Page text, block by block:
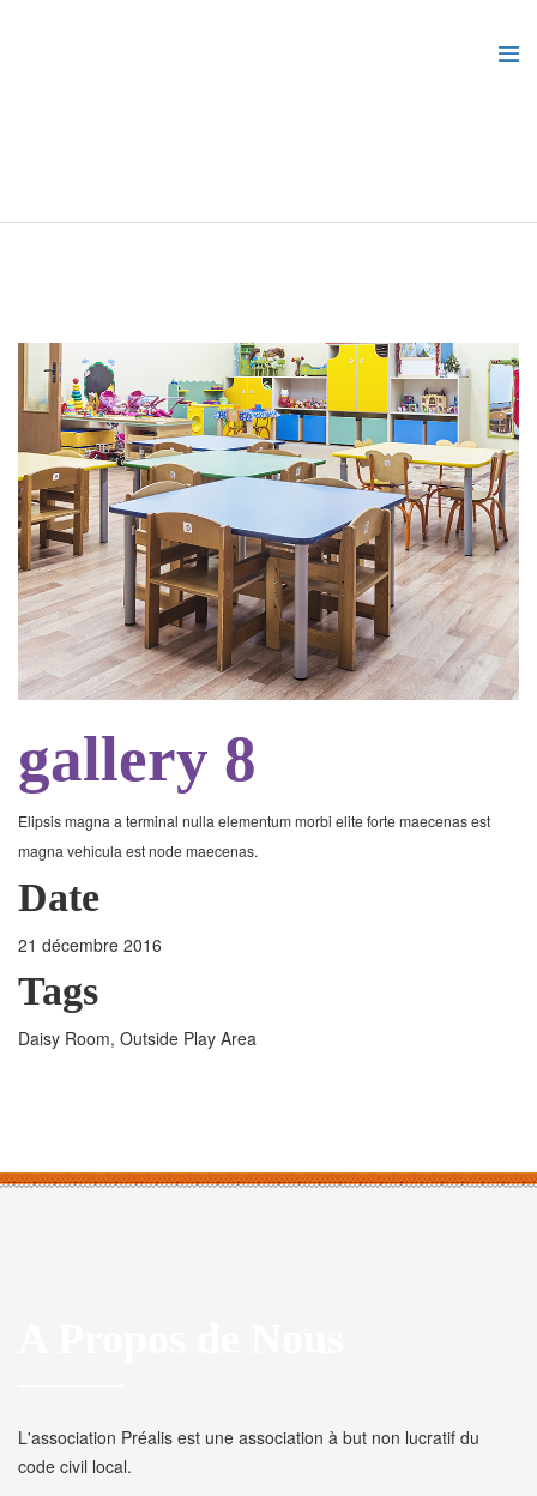
gallery 8
Elipsis magna a terminal nulla elementum morbi elite forte maecenas est
magna vehicula est node maecenas.
Date
21 décembre 2016
Tags
Daisy Room, Outside Play Area
L'association Préalis est une association à but non lucratif du
code civil local.